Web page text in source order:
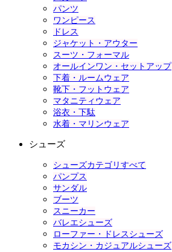
パンツ
ワンピース
ドレス
ジャケット・アウター
スーツ・フォーマル
オールインワン・セットアップ
下着・ルームウェア
靴下・フットウェア
マタニティウェア
浴衣・下駄
水着・マリンウェア
シューズ
シューズカテゴリすべて
パンプス
サンダル
ブーツ
スニーカー
バレエシューズ
ローファー・ドレスシューズ
モカシン・カジュアルシューズ